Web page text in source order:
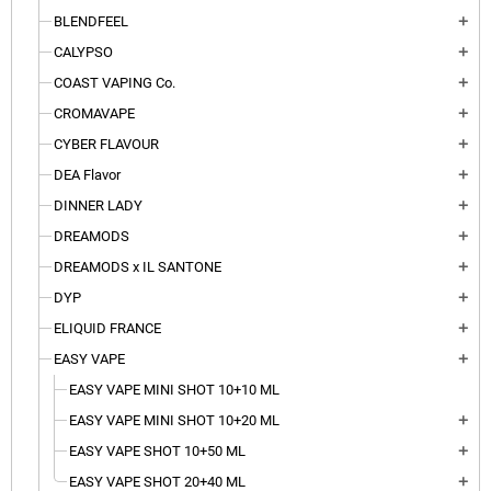
BLENDFEEL add
CALYPSO add
COAST VAPING Co. add
CROMAVAPE add
CYBER FLAVOUR add
DEA Flavor add
DINNER LADY add
DREAMODS add
DREAMODS x IL SANTONE add
DYP add
ELIQUID FRANCE add
EASY VAPE add
EASY VAPE MINI SHOT 10+10 ML
EASY VAPE MINI SHOT 10+20 ML
add
EASY VAPE SHOT 10+50 ML add
EASY VAPE SHOT 20+40 ML add